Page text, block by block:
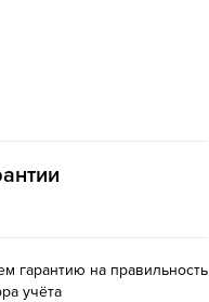
гарантию на правильность
учёта